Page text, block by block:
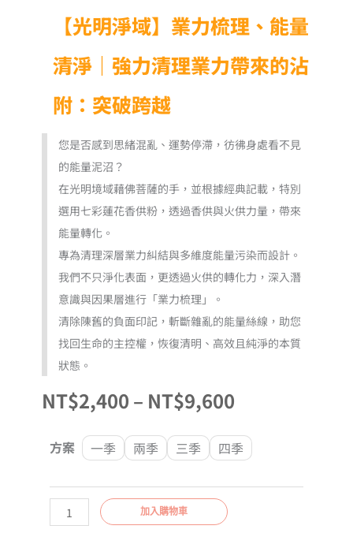
【光明淨域】業力梳理、能量
清淨｜強力清理業力帶來的沾
附：突破跨越
您是否感到思緒混亂、運勢停滯，彷彿身處看不見
的能量泥沼？
在光明境域藉佛菩薩的手，並根據經典記載，特別
選用七彩蓮花香供粉，透過香供與火供力量，帶來
能量轉化。
專為清理深層業力糾結與多維度能量污染而設計。
我們不只淨化表面，更透過火供的轉化力，深入潛
意識與因果層進行「業力梳理」。
清除陳舊的負面印記，斬斷雜亂的能量絲線，助您
找回生命的主控權，恢復清明、高效且純淨的本質
狀態。
NT$2,400 – NT$9,600價
格
方案 一季 兩季 三季 四季
【光
域】
加入購物車